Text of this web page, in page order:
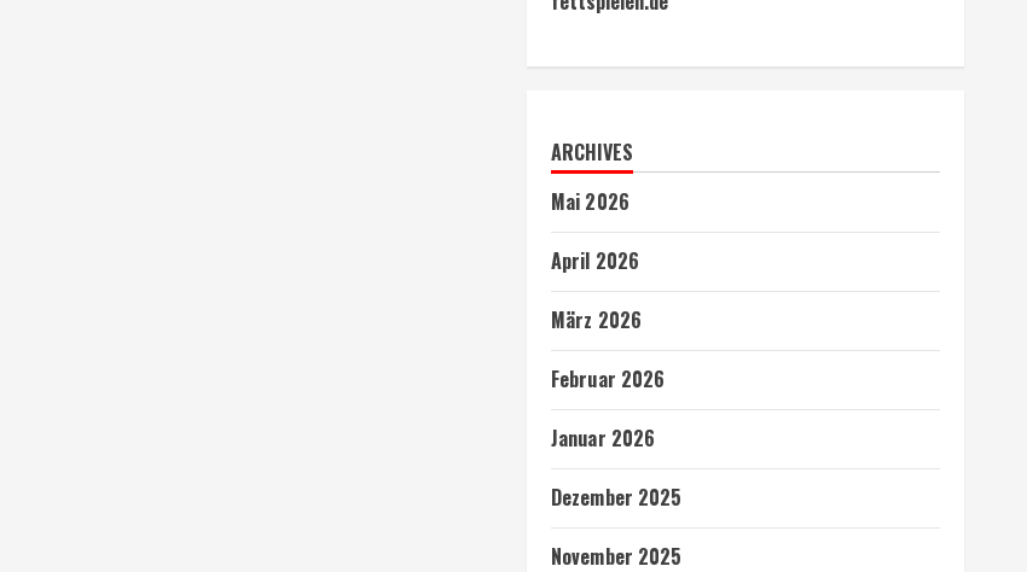
ARCHIVES
Mai 2026
April 2026
März 2026
Februar 2026
Januar 2026
Dezember 2025
November 2025